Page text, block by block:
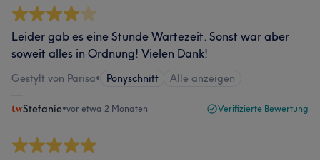
Leider gab es eine Stunde Wartezeit. Sonst war aber
soweit alles in Ordnung! Vielen Dank!
Gestylt von Parisa• Ponyschnitt Alle anzeigen
Stefanie•vor etwa 2 Monaten Verifizierte Bewertung